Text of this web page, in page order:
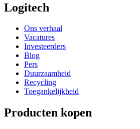
Logitech
Ons verhaal
Vacatures
Investeerders
Blog
Pers
Duurzaamheid
Recycling
Toegankelijkheid
Producten kopen